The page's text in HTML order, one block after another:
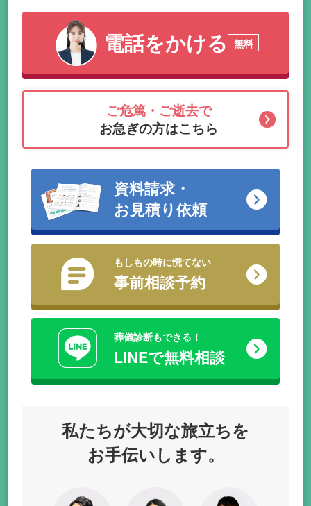
電話をかける 無料
ご危篤・ご逝去で
お急ぎの方はこちら
資料請求・
お見積り依頼
もしもの時に慌てない
事前相談予約
葬儀診断もできる！
LINEで無料相談
私たちが大切な旅立ちを
お手伝いします。